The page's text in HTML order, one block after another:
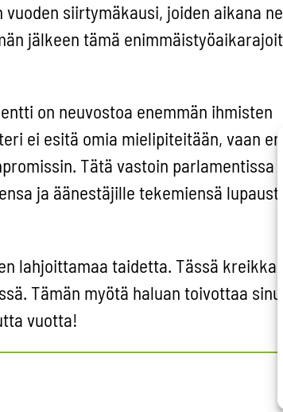
siirtymäkausi, joiden aikana
jälkeen tämä
on neuvostoa enemmän ihmisten
ei esitä omia mielipiteitään, vaan eri
Tätä vastoin parlamentissa
ja äänestäjille tekemiensä
lahjoittamaa taidetta. Tässä
Tämän myötä haluan toivottaa
vuotta!